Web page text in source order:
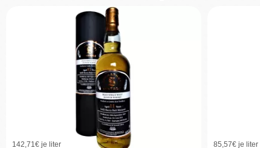
142,71€ je liter 85,57€ je liter